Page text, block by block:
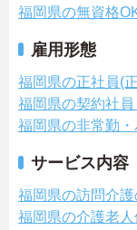
福岡県の無資格
雇用形態
福岡県の正社員(
福岡県の契約社
福岡県の非常勤
サービス内容
福岡県の訪問介護
福岡県の介護老